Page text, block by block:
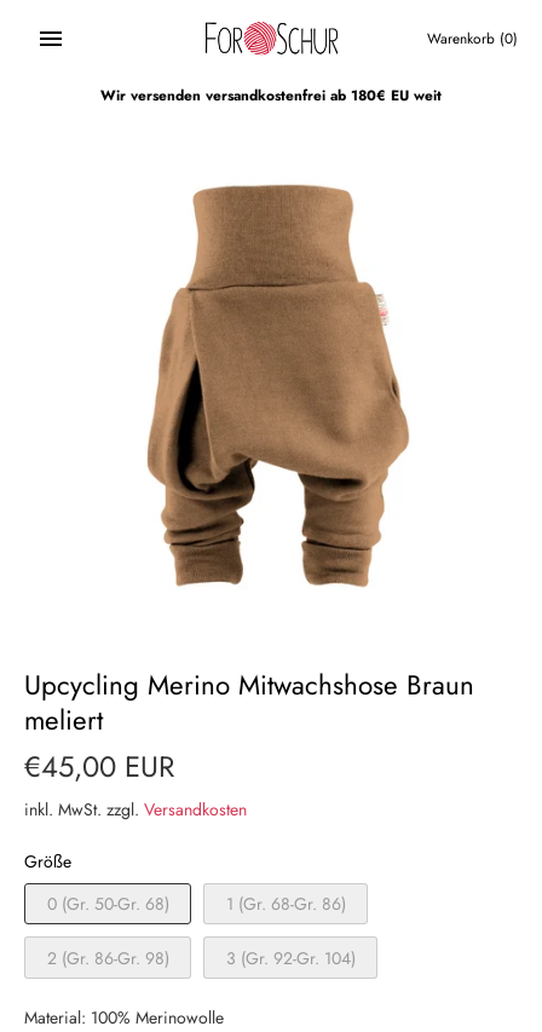
Warenkorb (0)
Wir versenden versandkostenfrei ab 180€ EU weit
Upcycling Merino Mitwachshose Braun
meliert
€45,00 EUR
inkl. MwSt. zzgl. Versandkosten
Größe
0 (Gr. 50-Gr. 68)
1 (Gr. 68-Gr. 86)
2 (Gr. 86-Gr. 98) 3 (Gr. 92-Gr. 104)
Material: 100% Merinowolle